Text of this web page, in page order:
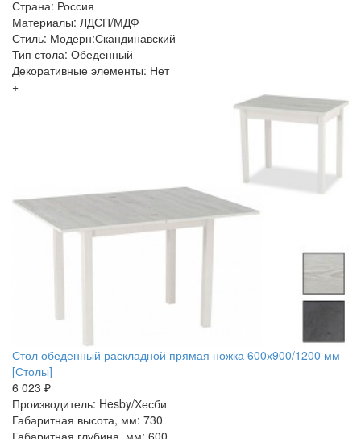
Страна: Россия
Материалы: ЛДСП/МДФ
Стиль: Модерн:Скандинавский
Тип стола: Обеденный
Декоративные элементы: Нет
+
Стол обеденный раскладной прямая ножка 600х900/1200 мм
[Столы]
6 023 ₽
Производитель: Hesby/Хесби
Габаритная высота, мм: 730
Габаритная глубина, мм: 600